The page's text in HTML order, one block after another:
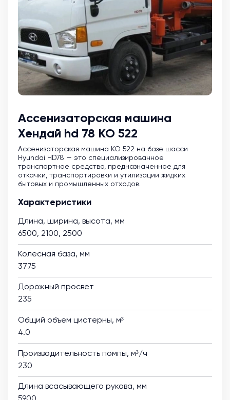
Ассенизаторская машина
Хендай hd 78 КО 522
Ассенизаторская машина KO 522 на базе шасси
Hyundai HD78 — это специализированное
транспортное средство, предназначенное для
откачки, транспортировки и утилизации жидких
бытовых и промышленных отходов.
Характеристики
Длина, ширина, высота, мм
6500, 2100, 2500
Колесная база, мм
3775
Дорожный просвет
235
Общий объем цистерны, м³
4.0
Производительность помпы, м³/ч
230
Длина всасывающего рукава, мм